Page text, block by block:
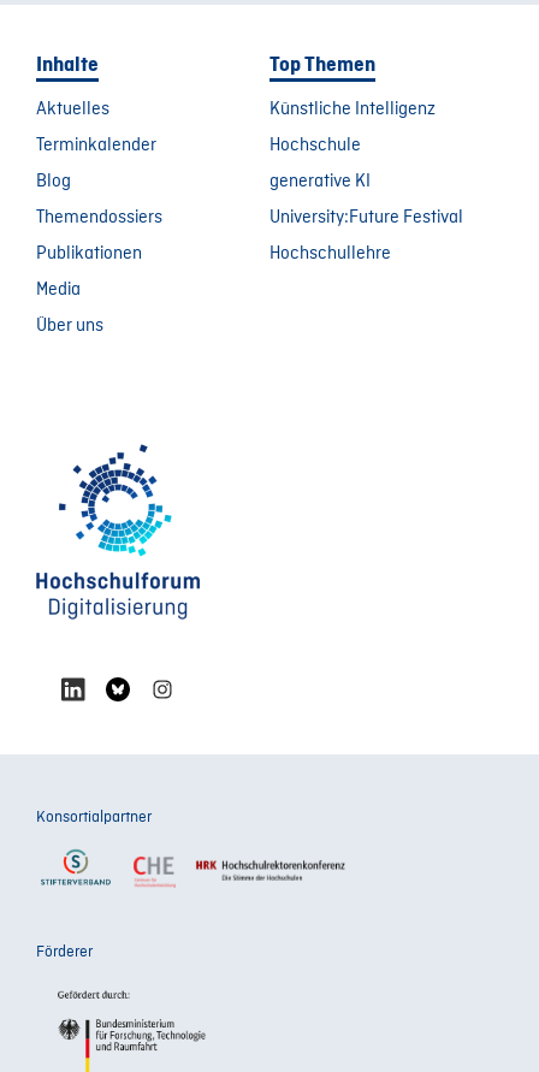
Inhalte
Aktuelles
Terminkalender
Blog
Themendossiers
Publikationen
Media
Über uns
Top Themen
Künstliche Intelligenz
Hochschule
generative KI
University:Future Festival
Hochschullehre
Konsortialpartner
Förderer